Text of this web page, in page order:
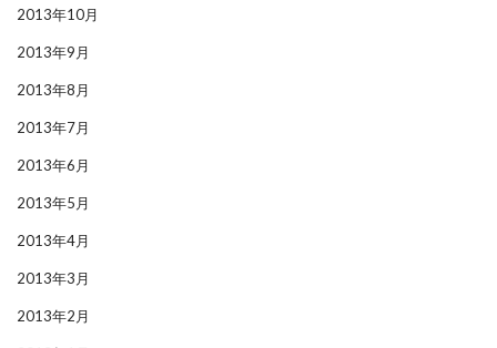
2013年10月
2013年9月
2013年8月
2013年7月
2013年6月
2013年5月
2013年4月
2013年3月
2013年2月